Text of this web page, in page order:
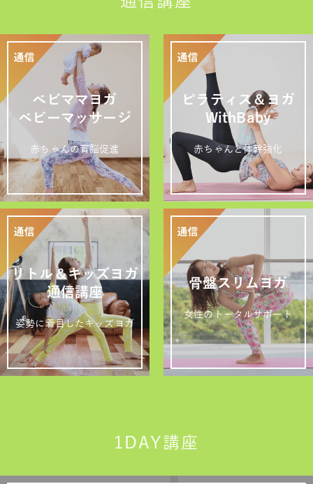
ベビママヨガ
ベビーマッサージ
赤ちゃんの育脳促進
ピラティス＆ヨガ
WithBaby
赤ちゃんと体幹強化
リトル＆キッズヨガ
通信講座
姿勢に着目したキッズヨガ
骨盤スリムヨガ
女性のトータルサポート
1DAY講座